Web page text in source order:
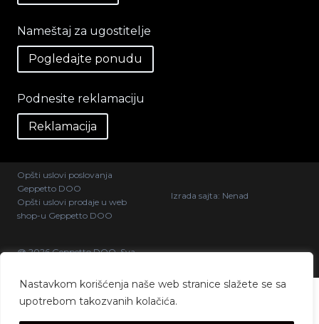
Nastavkom korišćenja naše web stranice slažete se sa
upotrebom takozvanih kolačića.
Nameštaj za ugostitelje
Pogledajte ponudu
Podnesite reklamaciju
Reklamacija
Opšti uslovi poslovanja
Geppetto DOO
Opšti uslovi prodaje u web
shop-u Geppetto DOO
Izrada sajta: Nenad
@ 2026 Geppetto DOO. Sva